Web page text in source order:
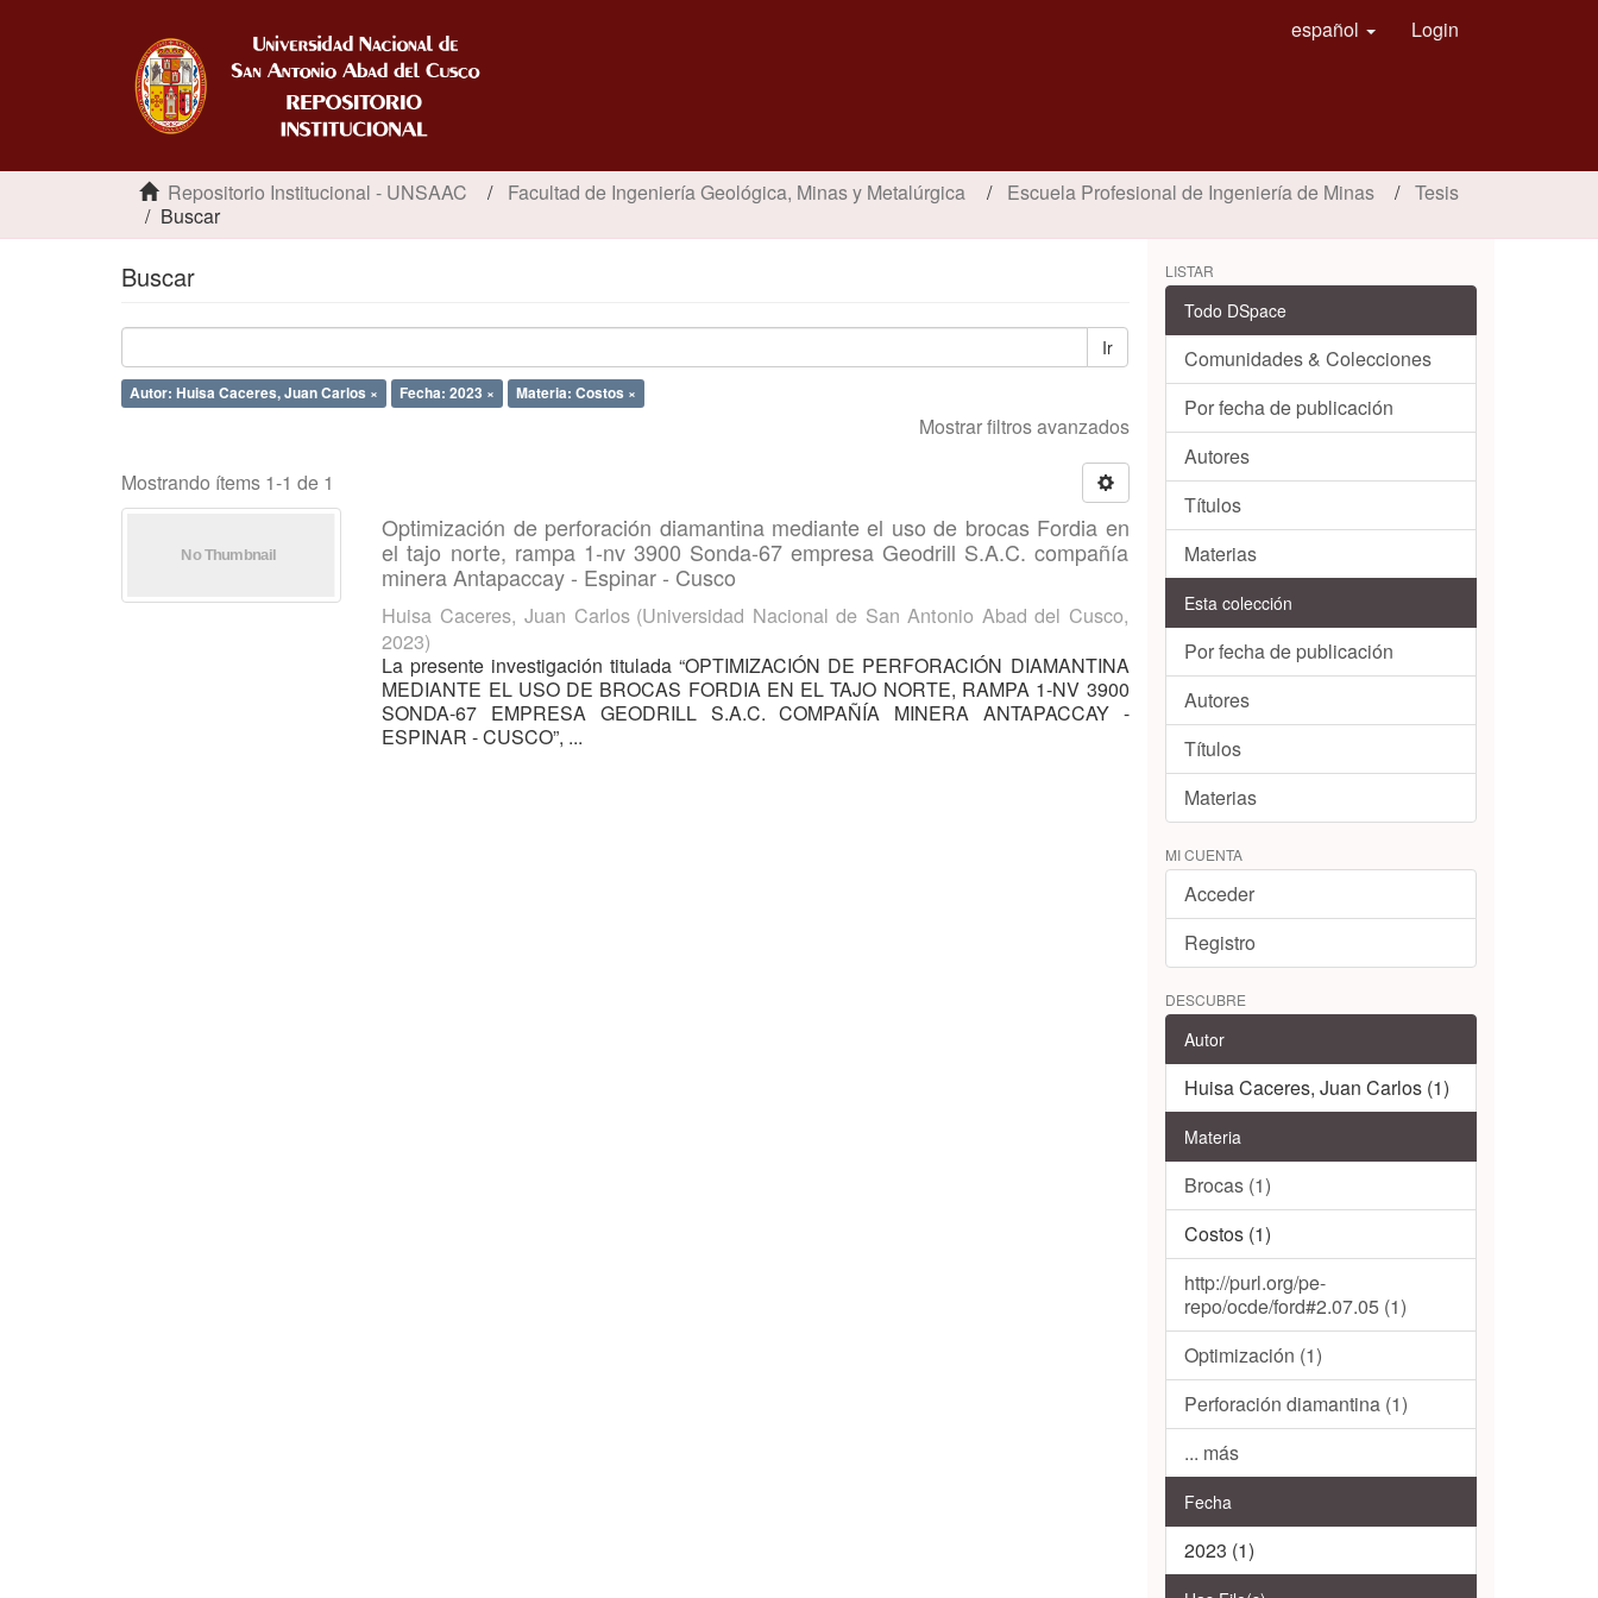
español Login
Repositorio Institucional - UNSAAC Facultad de Ingeniería Geológica, Minas y Metalúrgica Escuela Profesional de Ingeniería de Minas
Tesis
Buscar
Buscar
Ir
Autor: Huisa Caceres, Juan Carlos × Fecha: 2023 × Materia: Costos ×
Mostrar filtros avanzados
Mostrando ítems 1-1 de 1
Optimización de perforación diamantina mediante el uso de brocas Fordia en
el tajo norte, rampa 1-nv 3900 Sonda-67 empresa Geodrill S.A.C. compañía
minera Antapaccay - Espinar - Cusco
Huisa Caceres, Juan Carlos (Universidad Nacional de San Antonio Abad del Cusco,
2023)
La presente investigación titulada “OPTIMIZACIÓN DE PERFORACIÓN DIAMANTINA
MEDIANTE EL USO DE BROCAS FORDIA EN EL TAJO NORTE, RAMPA 1-NV 3900
SONDA-67 EMPRESA GEODRILL S.A.C. COMPAÑÍA MINERA ANTAPACCAY -
ESPINAR - CUSCO”, ...
LISTAR
Todo DSpace
Comunidades & Colecciones
Por fecha de publicación
Autores
Títulos
Materias
Esta colección
Por fecha de publicación
Autores
Títulos
Materias
MI CUENTA
Acceder
Registro
DESCUBRE
Autor
Huisa Caceres, Juan Carlos (1)
Materia
Brocas (1)
Costos (1)
http://purl.org/pe-
repo/ocde/ford#2.07.05 (1)
Optimización (1)
Perforación diamantina (1)
... más
Fecha
2023 (1)